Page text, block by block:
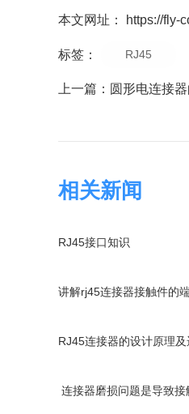
本文网址： https://fly-
标签： RJ45
上一篇： 圆形电连接
相关新闻
RJ45接口知识
讲解rj45连接器接触件的
RJ45连接器的设计原理
连接器磨损问题是导致接